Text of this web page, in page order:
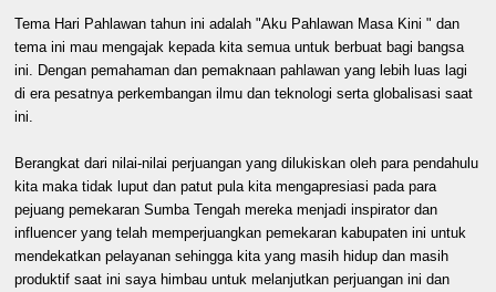
Tema Hari Pahlawan tahun ini adalah "Aku Pahlawan Masa Kini " dan
tema ini mau mengajak kepada kita semua untuk berbuat bagi bangsa
ini. Dengan pemahaman dan pemaknaan pahlawan yang lebih luas lagi
di era pesatnya perkembangan ilmu dan teknologi serta globalisasi saat
ini.
Berangkat dari nilai-nilai perjuangan yang dilukiskan oleh para pendahulu
kita maka tidak luput dan patut pula kita mengapresiasi pada para
pejuang pemekaran Sumba Tengah mereka menjadi inspirator dan
influencer yang telah memperjuangkan pemekaran kabupaten ini untuk
mendekatkan pelayanan sehingga kita yang masih hidup dan masih
produktif saat ini saya himbau untuk melanjutkan perjuangan ini dan